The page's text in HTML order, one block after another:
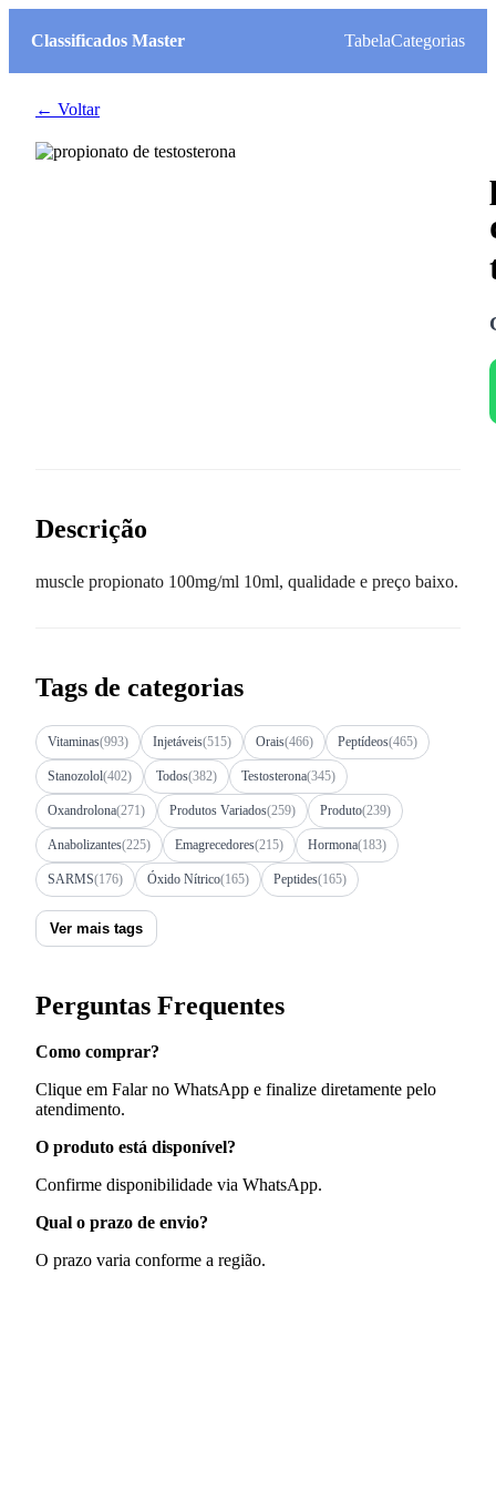
Classificados Master TabelaCategorias
← Voltar
Descrição
muscle propionato 100mg/ml 10ml, qualidade e preço baixo.
Tags de categorias
Vitaminas(993) Injetáveis(515) Orais(466) Peptídeos(465)
Stanozolol(402) Todos(382) Testosterona(345)
Oxandrolona(271) Produtos Variados(259) Produto(239)
Anabolizantes(225) Emagrecedores(215) Hormona(183)
SARMS(176) Óxido Nítrico(165) Peptides(165)
Ver mais tags
Perguntas Frequentes
Como comprar?
Clique em Falar no WhatsApp e finalize diretamente pelo
atendimento.
O produto está disponível?
Confirme disponibilidade via WhatsApp.
Qual o prazo de envio?
O prazo varia conforme a região.